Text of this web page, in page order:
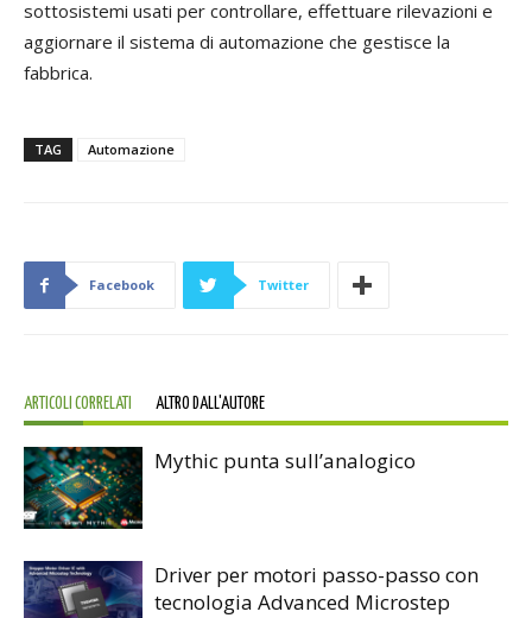
sottosistemi usati per controllare, effettuare rilevazioni e
aggiornare il sistema di automazione che gestisce la
fabbrica.
TAG Automazione
Facebook Twitter
ARTICOLI CORRELATI ALTRO DALL'AUTORE
Mythic punta sull’analogico
Driver per motori passo-passo con
tecnologia Advanced Microstep